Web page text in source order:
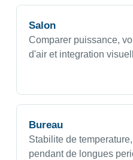
Salon
Comparer puissance,
d'air et integration
Bureau
Stabilite de
pendant de longues